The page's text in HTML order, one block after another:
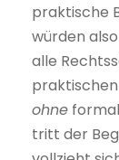
praktische
würden
alle
ohne
tritt der